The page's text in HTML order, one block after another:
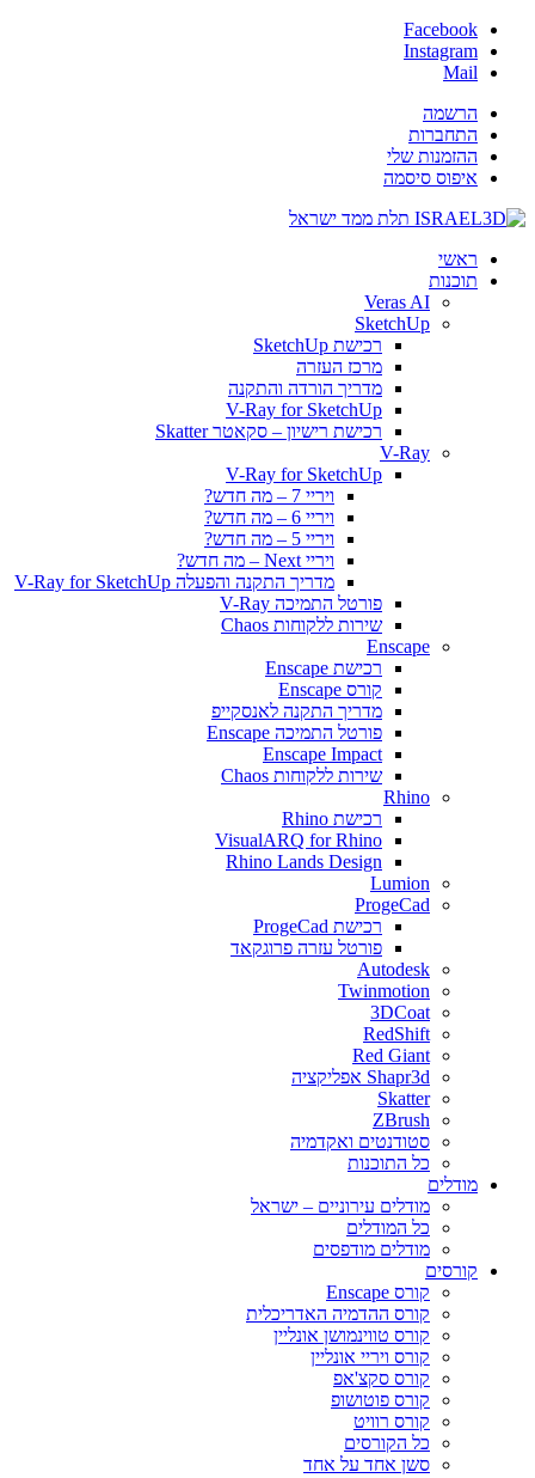
Facebook
Instagram
Mail
הרשמה
התחברות
ההזמנות שלי
איפוס סיסמה
ראשי
תוכנות
Veras AI
SketchUp
רכישת SketchUp
מרכז העזרה
מדריך הורדה והתקנה
V-Ray for SketchUp
רכישת רישיון – סקאטר Skatter
V-Ray
V-Ray for SketchUp
ויריי 7 – מה חדש?
ויריי 6 – מה חדש?
ויריי 5 – מה חדש?
ויריי Next – מה חדש?
מדריך התקנה והפעלה V-Ray for SketchUp
פורטל התמיכה V-Ray
שירות ללקוחות Chaos
Enscape
רכישת Enscape
קורס Enscape
מדריך התקנה לאנסקייפ
פורטל התמיכה Enscape
Enscape Impact
שירות ללקוחות Chaos
Rhino
רכישת Rhino
VisualARQ for Rhino
Rhino Lands Design
Lumion
ProgeCad
רכישת ProgeCad
פורטל עזרה פרוגקאד
Autodesk
Twinmotion
3DCoat
RedShift
Red Giant
Shapr3d אפליקציה
Skatter
ZBrush
סטודנטים ואקדמיה
כל התוכנות
מודלים
מודלים עירוניים – ישראל
כל המודלים
מודלים מודפסים
קורסים
קורס Enscape
קורס ההדמיה האדריכלית
קורס טווינמושן אונליין
קורס ויריי אונליין
קורס סקצ'אפ
קורס פוטושופ
קורס רוויט
כל הקורסים
סשן אחד על אחד